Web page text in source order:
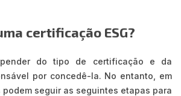
certificação ESG?
do tipo de certificação e da
por concedê-la. No entanto, em
podem seguir as seguintes etapas para